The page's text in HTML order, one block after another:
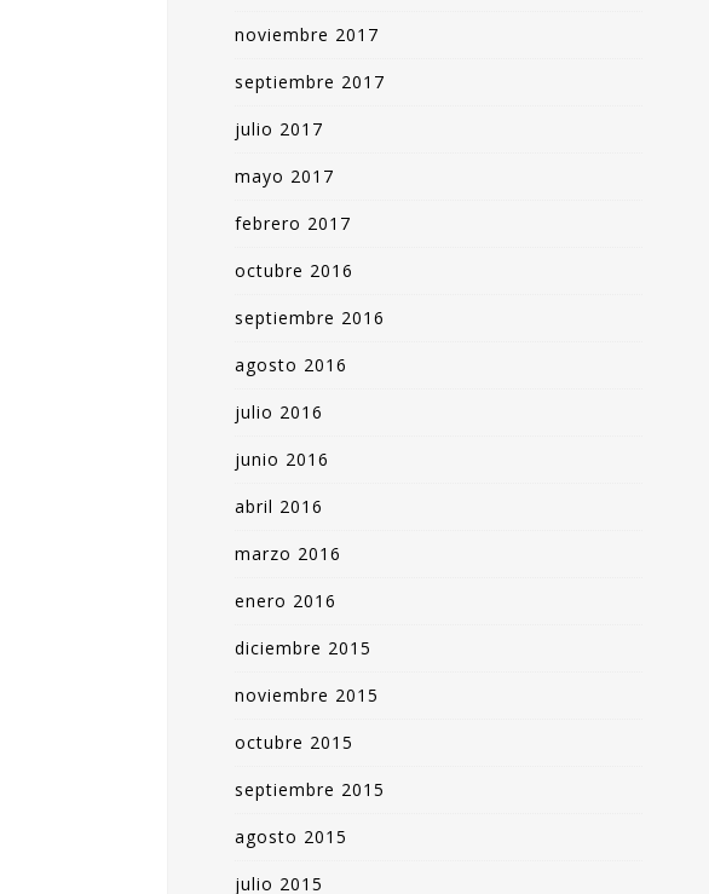
noviembre 2017
septiembre 2017
julio 2017
mayo 2017
febrero 2017
octubre 2016
septiembre 2016
agosto 2016
julio 2016
junio 2016
abril 2016
marzo 2016
enero 2016
diciembre 2015
noviembre 2015
octubre 2015
septiembre 2015
agosto 2015
julio 2015